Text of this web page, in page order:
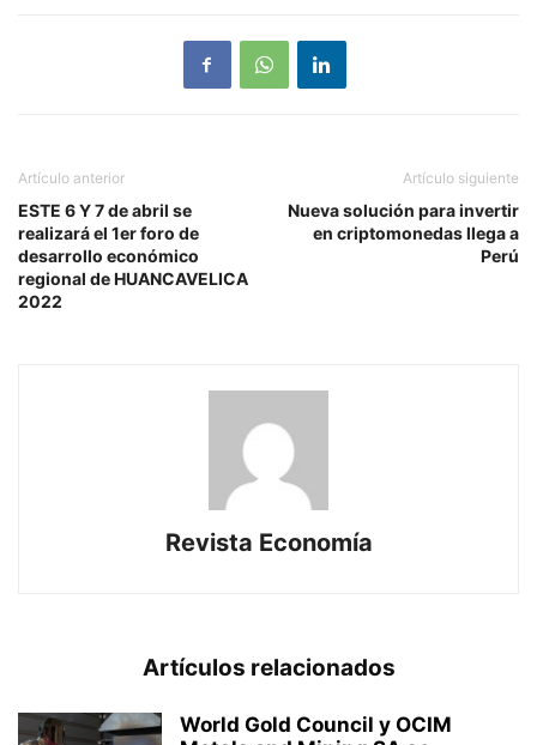
Artículo anterior
ESTE 6 Y 7 de abril se
realizará el 1er foro de
desarrollo económico
regional de HUANCAVELICA
2022
Artículo siguiente
Nueva solución para invertir
en criptomonedas llega a
Perú
Revista Economía
Artículos relacionados
World Gold Council y OCIM